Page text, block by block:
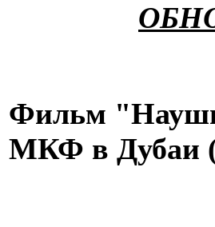
Фильм
МКФ в Дубаи